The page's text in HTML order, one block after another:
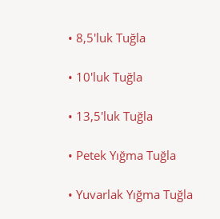
• 8,5'luk Tuğla
• 10'luk Tuğla
• 13,5'luk Tuğla
• Petek Yığma Tuğla
• Yuvarlak Yığma Tuğla